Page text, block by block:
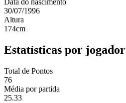
Data do nascimento
30/07/1996
Altura
174cm
Estatísticas por jogador
Total de Pontos
76
Média por partida
25.33